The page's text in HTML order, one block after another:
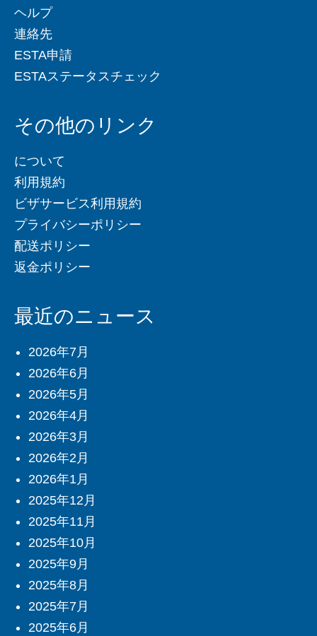
ヘルプ
連絡先
ESTA申請
ESTAステータスチェック
その他のリンク
について
利用規約
ビザサービス利用規約
プライバシーポリシー
配送ポリシー
返金ポリシー
最近のニュース
2026年7月
2026年6月
2026年5月
2026年4月
2026年3月
2026年2月
2026年1月
2025年12月
2025年11月
2025年10月
2025年9月
2025年8月
2025年7月
2025年6月